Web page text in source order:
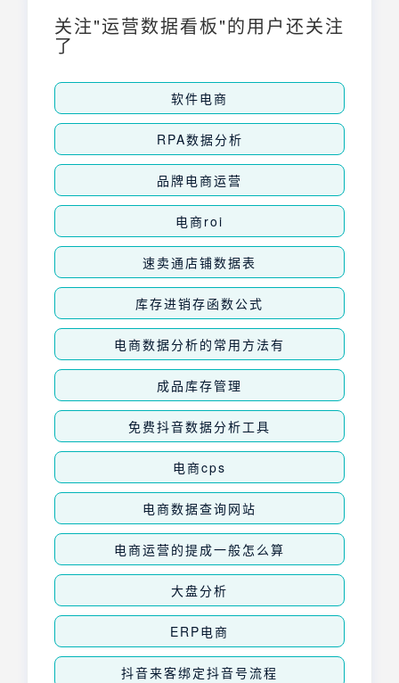
关注"运营数据看板"的用户还关注
了
软件电商
RPA数据分析
品牌电商运营
电商roi
速卖通店铺数据表
库存进销存函数公式
电商数据分析的常用方法有
成品库存管理
免费抖音数据分析工具
电商cps
电商数据查询网站
电商运营的提成一般怎么算
大盘分析
ERP电商
抖音来客绑定抖音号流程